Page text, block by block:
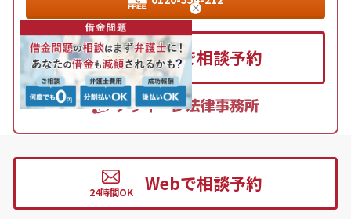
Webで相談予約
※本記事の内容に関しては執筆時点の情報となります。
※¹：2025年5月時点。
Webで相談予約